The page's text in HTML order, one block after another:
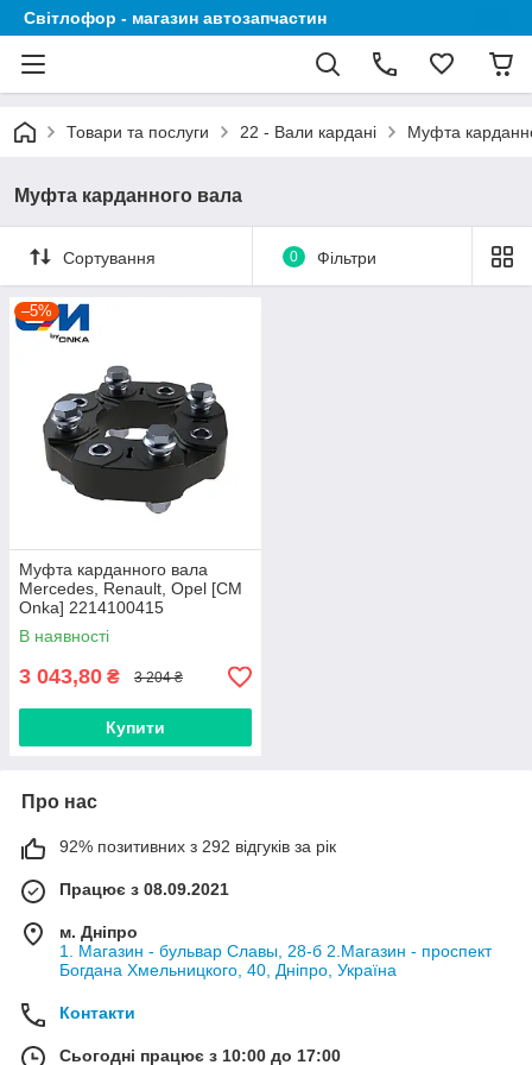
Світлофор - магазин автозапчастин
Товари та послуги 22 - Вали кардані Муфта
Муфта карданного вала
Сортування 0 Фільтри
–5%
Муфта карданного вала
Mercedes, Renault, Opel [СМ
Onka] 2214100415
В наявності
3 043,80 ₴ 3 204 ₴
Купити
Про нас
92% позитивних з 292 відгуків за рік
Працює з 08.09.2021
м. Дніпро
1. Магазин - бульвар Славы, 28-б 2.Магазин - проспект
Богдана Хмельницкого, 40, Дніпро, Україна
Контакти
Сьогодні працює з 10:00 до 17:00